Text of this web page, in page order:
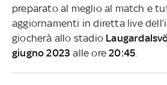
preparato al meglio al match e
aggiornamenti in diretta live
giocherà allo stadio
giugno 2023 alle ore20:45